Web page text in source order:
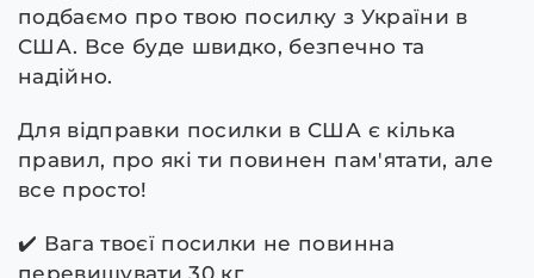
подбаємо про твою посилку з України в
США. Все буде швидко, безпечно та
надійно.
Для відправки посилки в США є кілька
правил, про які ти повинен пам'ятати, але
все просто!
✔️ Вага твоєї посилки не повинна
перевищувати 30 кг